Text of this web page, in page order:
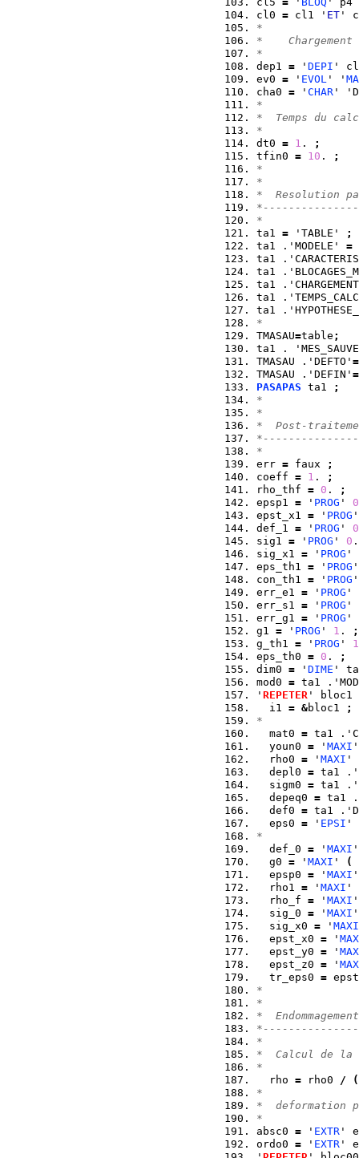
cl0 = cl1 ' ET '
*
*    Chargement
*
dep1 = ' DEPI '
ev0 = ' EVOL ' '
cha0 = ' CHAR '
*
*  Temps du
*
dt0 = 1 .
;
tfin0 = 10 .
;
*
*
*  Resolution
*
ta1 = 'TABLE'
;
ta1 .'MODELE' =
ta1
ta1
ta1
ta1
ta1
*
TMASAU=table ;
ta1 .
TMASAU .'DEFTO' =
TMASAU .'DEFIN' =
PASAPAS ta1
;
*
*
*  Post-
*
err = faux
;
coeff = 1 .
;
rho_thf = 0 .
;
epsp1 = ' PROG ' 0
epst_x1 = ' PROG
def_1 = ' PROG ' 0
sig1 = ' PROG ' 0
sig_x1 = ' PROG '
eps_th1 = ' PROG
con_th1 = ' PROG
err_e1 = ' PROG '
err_s1 = ' PROG '
err_g1 = ' PROG '
g1 = ' PROG ' 1 .
;
g_th1 = ' PROG ' 1
eps_th0 = 0 .
;
dim0 = ' DIME '
mod0 = ta1
' REPETER ' bloc1
  i1
= &bloc1
;
*
  mat0
= ta1
  youn0
= ' MAXI
  rho0
= ' MAXI '
  depl0
= ta1
  sigm0
= ta1
  depeq0
= ta1
  def0
= ta1
  eps0
= ' EPSI '
*
  def_0
= ' MAXI
  g0
= ' MAXI ' (
  epsp0
= ' MAXI
  rho1
= ' MAXI '
  rho_f
= ' MAXI
  sig_0
= ' MAXI
  sig_x0
= ' MAXI
  epst_x0
= '
  epst_y0
= '
  epst_z0
= '
  tr_eps0
=
*
*
*
*
*  Calcul de la
*
  rho
= rho0 /
(
*
*  deformation
*
absc0 = ' EXTR '
ordo0 = ' EXTR '